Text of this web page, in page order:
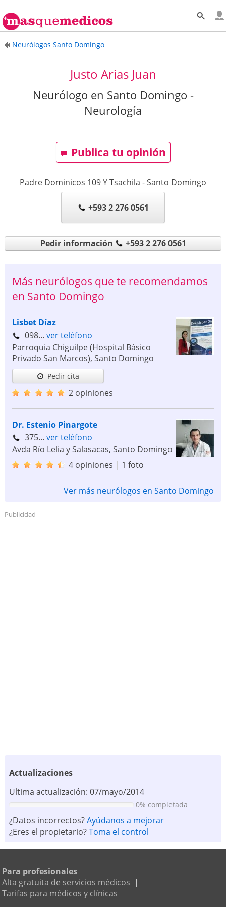
Neurólogos Santo Domingo
Justo Arias Juan
Neurólogo en Santo Domingo -
Neurología
Publica tu opinión
Padre Dominicos 109 Y Tsachila -Santo Domingo
+593 2 276 0561
Pedir información +593 2 276 0561
Más neurólogos que te recomendamos
en Santo Domingo
Lisbet Díaz
098... ver teléfono
Parroquia Chiguilpe (Hospital Básico
Privado San Marcos), Santo Domingo
Pedir cita
2 opiniones
Dr. Estenio Pinargote
375... ver teléfono
Avda Río Lelia y Salasacas, Santo Domingo
4 opiniones | 1 foto
Ver más neurólogos en Santo Domingo
Publicidad
Actualizaciones
Ultima actualización: 07/mayo/2014
0% completada
¿Datos incorrectos?Ayúdanos a mejorar
¿Eres el propietario?Toma el control
Para profesionales
Alta gratuita de servicios médicos |
Tarifas para médicos y clínicas